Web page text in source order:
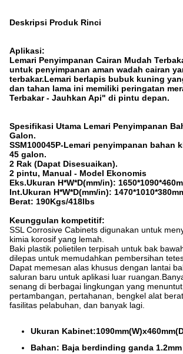
Deskripsi Produk Rinci
Aplikasi:
Lemari Penyimpanan Cairan Mudah
untuk penyimpanan aman wadah cairan
terbakar.Lemari berlapis bubuk kuning
dan tahan lama ini memiliki peringatan
Terbakar - Jauhkan Api" di pintu depan.
Spesifikasi Utama Lemari Penyimpanan
Galon.
SSM100045P-Lemari penyimpanan bahan
45 galon.
2 Rak (Dapat Disesuaikan).
2 pintu, Manual - Model Ekonomis
Eks.Ukuran H*W*D(mm/in):
Int.Ukuran H*W*D(mm/in):
Berat: 190Kgs/418lbs
Keunggulan kompetitif:
SSL Corrosive Cabinets digunakan untuk
kimia korosif yang lemah.
Baki plastik polietilen terpisah untuk bak
dilepas untuk memudahkan pembersihan
Dapat memesan alas khusus dengan lantai
saluran baru untuk aplikasi luar
senang di berbagai lingkungan yang
pertambangan, pertahanan, bengkel alat
fasilitas pelabuhan, dan banyak lagi.
Ukuran
Bahan: Baja berdinding ganda